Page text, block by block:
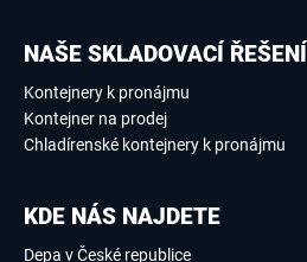
NAŠE SKLADOVACÍ ŘEŠENÍ
Kontejnery k pronájmu
Kontejner na prodej
Chladírenské kontejnery k pronájmu
KDE NÁS NAJDETE
Depa v České republice